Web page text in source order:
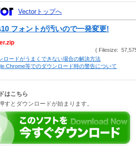
Vectorトップへ
フォントが汚いので一発変更!
( Filesize:
ロードがうまくできない場合の解決方法
Chrome等でのダウンロード時の警告について
はこちら
すとダウンロードが始まります。